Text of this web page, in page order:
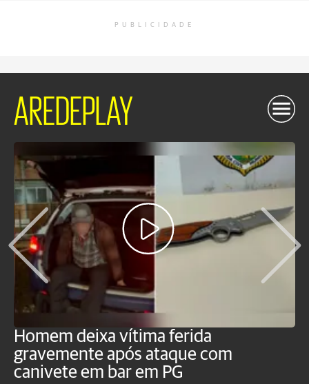
PUBLICIDADE
AREDEPLAY
Homem deixa vítima ferida
gravemente após ataque com
canivete em bar em PG